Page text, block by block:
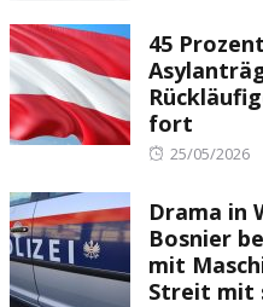
45
fort
Posted
25/05/2026
Drama in
Bosnier
mit
Streit mit